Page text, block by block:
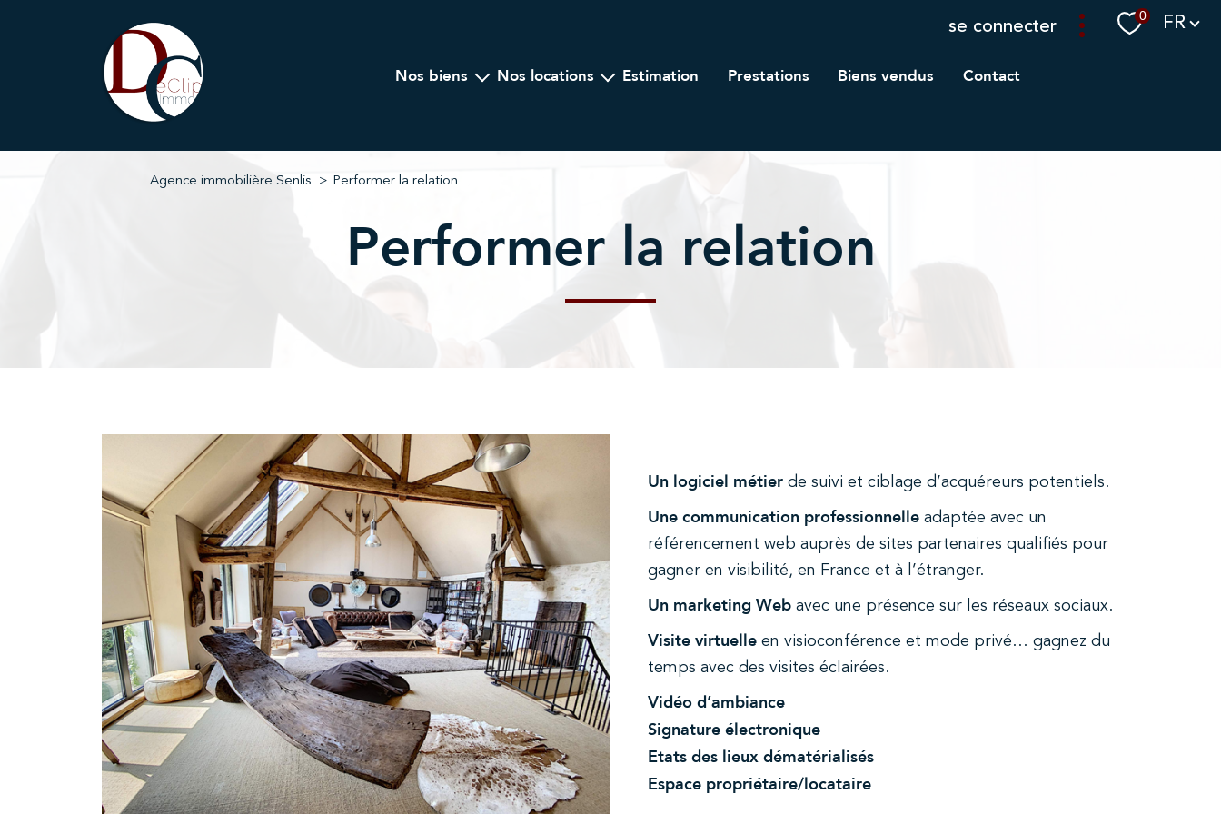
se connecter 0 Langue
FR
nos biens
Programme Neuf
Immobilier Professionnel
nos locations
Locations saisonnières
estimation prestations biens vendus contact
Agence immobilière Senlis Performer la relation
Performer la relation
Un logiciel métier de suivi et ciblage d’acquéreurs potentiels.
Une communication professionnelle adaptée avec un
référencement web auprès de sites partenaires qualifiés pour
gagner en visibilité, en France et à l’étranger.
Un marketing Web avec une présence sur les réseaux sociaux.
Visite virtuelle en visioconférence et mode privé… gagnez du
temps avec des visites éclairées.
Vidéo d’ambiance
Signature électronique
Etats des lieux dématérialisés
Espace propriétaire/locataire